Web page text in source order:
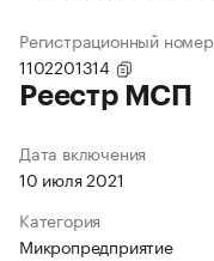
Регистрационный
1102201314
Реестр МСП
Дата включения
10 июля 2021
Категория
Микропредприятие